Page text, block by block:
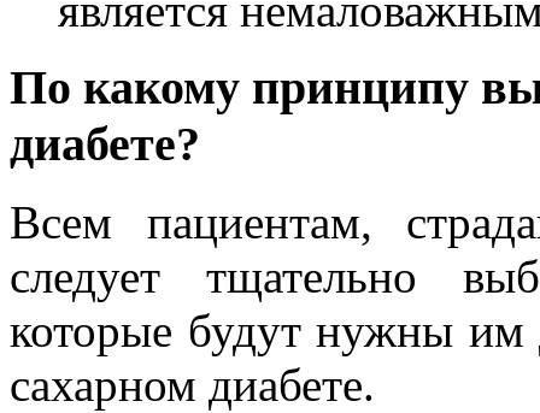
По какому принципу
диабете?
Всем пациентам,
следует тщательно
которые будут нужны им
сахарном диабете.